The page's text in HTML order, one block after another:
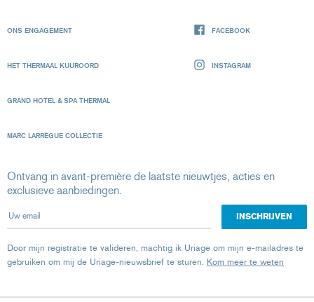
ONS ENGAGEMENT
HET THERMAAL KUUROORD
GRAND HOTEL & SPA THERMAL
MARC LARRÈGUE COLLECTIE
FACEBOOK
INSTAGRAM
Ontvang in avant-première de laatste nieuwtjes, acties en
exclusieve aanbiedingen.
Uw email
Door mijn registratie te valideren, machtig ik Uriage om mijn e-mailadres te
gebruiken om mij de Uriage-nieuwsbrief te sturen. Kom meer te weten